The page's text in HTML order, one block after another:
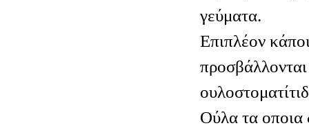
γεύματα.
Επιπλέον
Ούλα τα οποια